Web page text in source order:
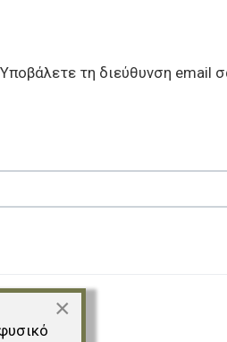
τη διεύθυνση email
×